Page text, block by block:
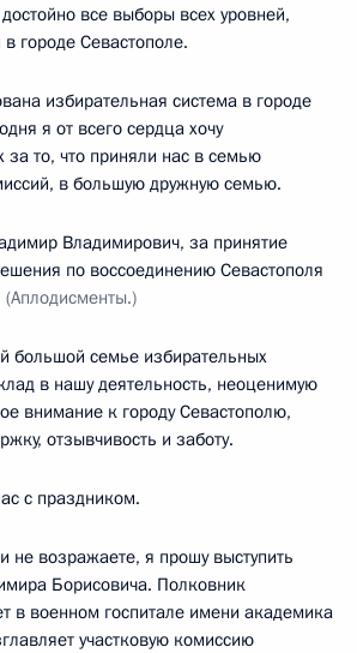
все выборы всех уровней,
городе Севастополе.
избирательная система в городе
я от всего сердца хочу
за то, что приняли нас в семью
в большую дружную семью.
Владимирович, за принятие
по воссоединению Севастополя
(Аплодисменты.)
большой семье избирательных
в нашу деятельность, неоценимую
внимание к городу Севастополю,
отзывчивость и заботу.
с праздником.
не возражаете, я прошу выступить
Борисовича. Полковник
в военном госпитале имени академика
участковую комиссию